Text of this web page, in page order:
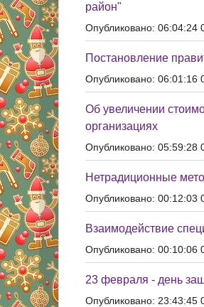
район"
Опубликовано: 06:04:24
Постановление
Опубликовано: 06:01:16
Об увеличении
организациях
Опубликовано: 05:59:28
Нетрадиционные
Опубликовано: 00:12:03
Взаимодействие
Опубликовано: 00:10:06
23 февраля - день
Опубликовано: 23:43:45